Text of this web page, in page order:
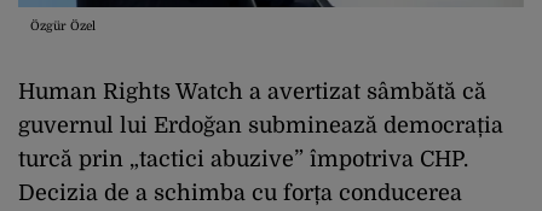
Özgür Özel
Human Rights Watch a avertizat sâmbătă că
guvernul lui Erdoğan subminează democrația
turcă prin „tactici abuzive” împotriva CHP.
Decizia de a schimba cu forța conducerea